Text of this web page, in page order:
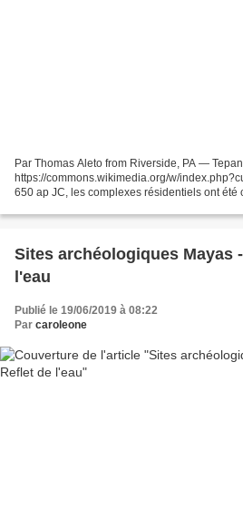
Par Thomas Aleto from Riverside, PA —
https://commons.wikimedia.org/w/
650 ap JC, les complexes résidentiels ont été
Sites archéologiques Mayas
l'eau
Publié le 19/06/2019 à 08:22
Par caroleone